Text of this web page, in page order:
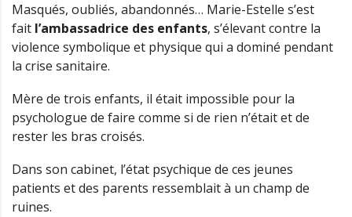
Masqués, oubliés, abandonnés… Marie-Estelle s’est
fait l’ambassadrice des enfants, s’élevant contre la
violence symbolique et physique qui a dominé pendant
la crise sanitaire.
Mère de trois enfants, il était impossible pour la
psychologue de faire comme si de rien n’était et de
rester les bras croisés.
Dans son cabinet, l’état psychique de ces jeunes
patients et des parents ressemblait à un champ de
ruines.